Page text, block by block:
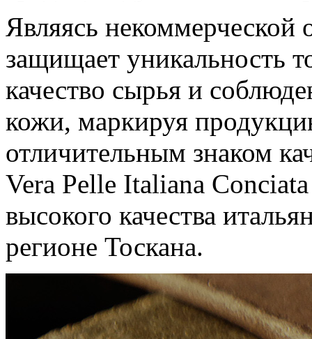
Являясь некоммерческой
защищает уникальность
качество сырья и
кожи, маркируя
отличительным знаком
Vera Pelle Italiana
высокого качества
регионе Тоскана.